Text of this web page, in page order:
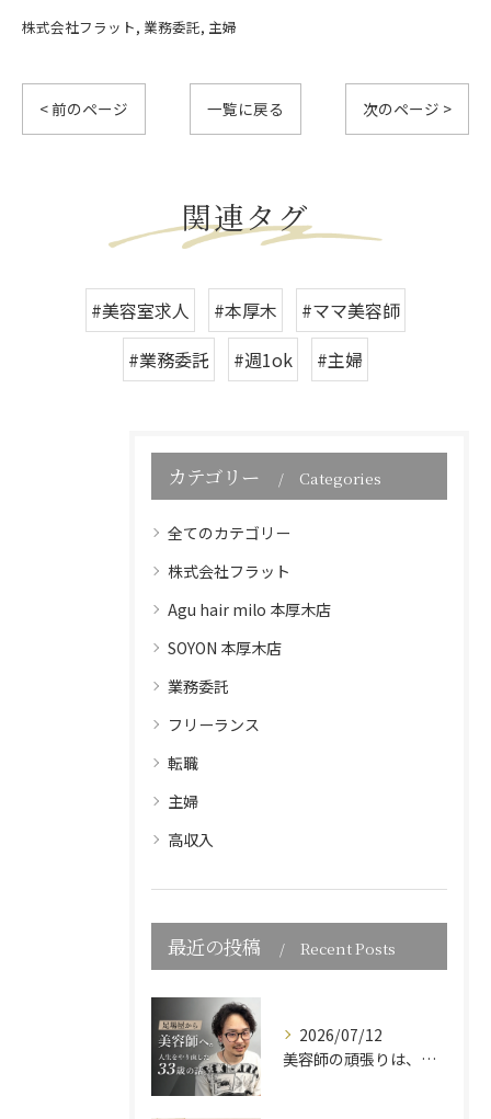
株式会社フラット 業務委託 主婦
< 前のページ 一覧に戻る 次のページ >
関連タグ
#美容室求人 #本厚木
#ママ美容師
#業務委託
#週1ok #主婦
カテゴリー Categories
全てのカテゴリー
株式会社フラット
Agu hair milo 本厚木店
SOYON 本厚木店
業務委託
フリーランス
転職
主婦
高収入
最近の投稿 Recent Posts
2026/07/12
美容師の頑張りは、報酬としてきちんと還元したい。